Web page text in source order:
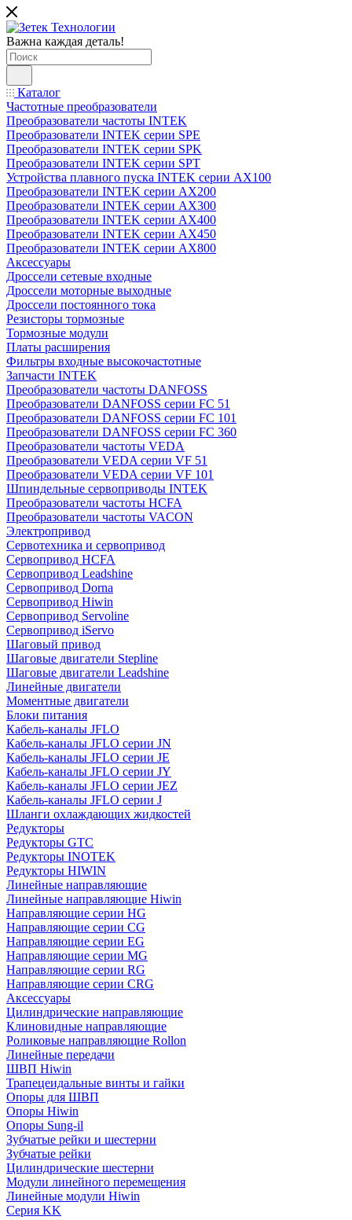
Важна каждая деталь!
Каталог
Частотные преобразователи
Преобразователи частоты INTEK
Преобразователи INTEK серии SPE
Преобразователи INTEK серии SPK
Преобразователи INTEK серии SPT
Устройства плавного пуска INTEK серии AX100
Преобразователи INTEK серии AX200
Преобразователи INTEK серии AX300
Преобразователи INTEK серии AX400
Преобразователи INTEK серии AX450
Преобразователи INTEK серии AX800
Аксессуары
Дроссели сетевые входные
Дроссели моторные выходные
Дроссели постоянного тока
Резисторы тормозные
Тормозные модули
Платы расширения
Фильтры входные высокочастотные
Запчасти INTEK
Преобразователи частоты DANFOSS
Преобразователи DANFOSS серии FC 51
Преобразователи DANFOSS серии FC 101
Преобразователи DANFOSS серии FC 360
Преобразователи частоты VEDA
Преобразователи VEDA серии VF 51
Преобразователи VEDA серии VF 101
Шпиндельные сервоприводы INTEK
Преобразователи частоты HCFA
Преобразователи частоты VACON
Электропривод
Сервотехника и сервопривод
Сервопривод HCFA
Сервопривод Leadshine
Сервопривод Dorna
Сервопривод Hiwin
Сервопривод Servoline
Сервопривод iServo
Шаговый привод
Шаговые двигатели Stepline
Шаговые двигатели Leadshine
Линейные двигатели
Моментные двигатели
Блоки питания
Кабель-каналы JFLO
Кабель-каналы JFLO серии JN
Кабель-каналы JFLO серии JE
Кабель-каналы JFLO серии JY
Кабель-каналы JFLO серии JEZ
Кабель-каналы JFLO серии J
Шланги охлаждающих жидкостей
Редукторы
Редукторы GTC
Редукторы INOTEK
Редукторы HIWIN
Линейные направляющие
Линейные направляющие Hiwin
Направляющие серии HG
Направляющие серии CG
Направляющие серии EG
Направляющие серии MG
Направляющие серии RG
Направляющие серии CRG
Аксессуары
Цилиндрические направляющие
Клиновидные направляющие
Роликовые направляющие Rollon
Линейные передачи
ШВП Hiwin
Трапецеидальные винты и гайки
Опоры для ШВП
Опоры Hiwin
Опоры Sung-il
Зубчатые рейки и шестерни
Зубчатые рейки
Цилиндрические шестерни
Модули линейного перемещения
Линейные модули Hiwin
Серия KK